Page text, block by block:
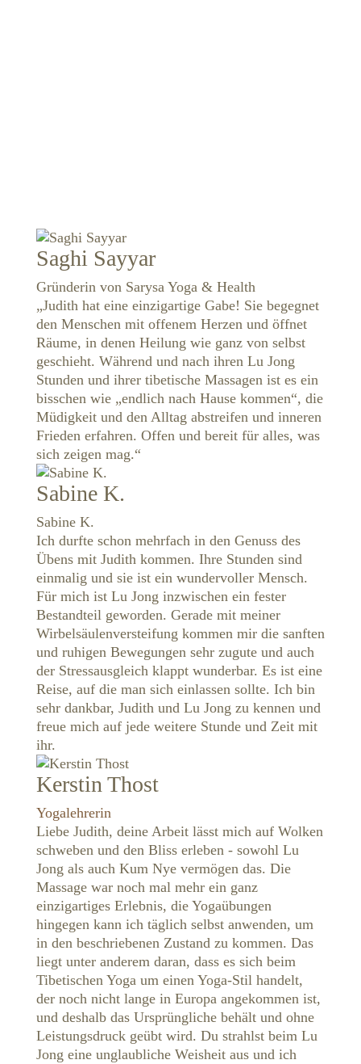
Saghi Sayyar
Gründerin von Sarysa Yoga & Health
„Judith hat eine einzigartige Gabe! Sie begegnet
den Menschen mit offenem Herzen und öffnet
Räume, in denen Heilung wie ganz von selbst
geschieht. Während und nach ihren Lu Jong
Stunden und ihrer tibetische Massagen ist es ein
bisschen wie „endlich nach Hause kommen“, die
Müdigkeit und den Alltag abstreifen und inneren
Frieden erfahren. Offen und bereit für alles, was
sich zeigen mag.“
Sabine K.
Sabine K.
Ich durfte schon mehrfach in den Genuss des
Übens mit Judith kommen. Ihre Stunden sind
einmalig und sie ist ein wundervoller Mensch.
Für mich ist Lu Jong inzwischen ein fester
Bestandteil geworden. Gerade mit meiner
Wirbelsäulenversteifung kommen mir die sanften
und ruhigen Bewegungen sehr zugute und auch
der Stressausgleich klappt wunderbar. Es ist eine
Reise, auf die man sich einlassen sollte. Ich bin
sehr dankbar, Judith und Lu Jong zu kennen und
freue mich auf jede weitere Stunde und Zeit mit
ihr.
Kerstin Thost
Yogalehrerin
Liebe Judith, deine Arbeit lässt mich auf Wolken
schweben und den Bliss erleben - sowohl Lu
Jong als auch Kum Nye vermögen das. Die
Massage war noch mal mehr ein ganz
einzigartiges Erlebnis, die Yogaübungen
hingegen kann ich täglich selbst anwenden, um
in den beschriebenen Zustand zu kommen. Das
liegt unter anderem daran, dass es sich beim
Tibetischen Yoga um einen Yoga-Stil handelt,
der noch nicht lange in Europa angekommen ist,
und deshalb das Ursprüngliche behält und ohne
Leistungsdruck geübt wird. Du strahlst beim Lu
Jong eine unglaubliche Weisheit aus und ich